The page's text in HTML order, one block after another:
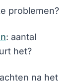
problemen?
: aantal
het?
na het